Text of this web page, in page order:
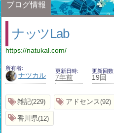
ブログ情報
ナッツLab
https://natukal.com/
所有者
ナツカル
更新日時
7年前
更新回数
19回
雑記 229 アドセンス 92
香川県 12